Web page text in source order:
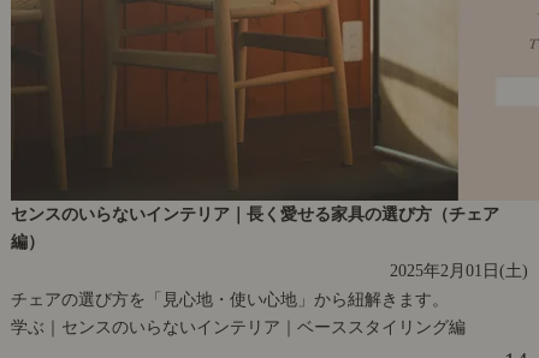
センスのいらないインテリア｜長く愛せる家具の選び方（チェア
編）
2025年2月01日(土)
チェアの選び方を「見心地・使い心地」から紐解きます。
学ぶ｜センスのいらないインテリア｜ベーススタイリング編